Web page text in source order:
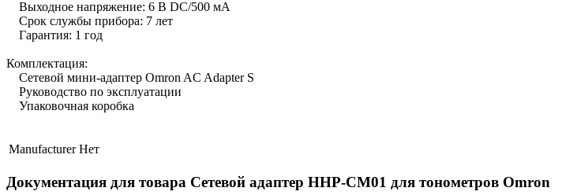
Выходное напряжение: 6 В DC/500 мА
Срок службы прибора: 7 лет
Гарантия: 1 год
Комплектация:
Сетевой мини-адаптер Omron AC Adapter S
Руководство по эксплуатации
Упаковочная коробка
Manufacturer Нет
Документация для товара Сетевой адаптер HHP-CM01 для тонометров Omron